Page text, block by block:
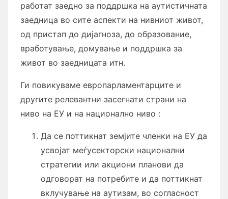
работат заедно за поддршка на аутистичната
заедница во сите аспекти на нивниот живот,
од пристап до дијагноза, до образование,
вработување, домување и поддршка за
живот во заедницата итн.
Ги повикуваме европарламентарците и
другите релевантни засегнати страни на
ниво на ЕУ и на национално ниво :
Да се ​​поттикнат земјите членки на ЕУ да
усвојат меѓусекторски национални
стратегии или акциони планови да
одговорат на потребите и да поттикнат
вклучување на аутизам, во согласност